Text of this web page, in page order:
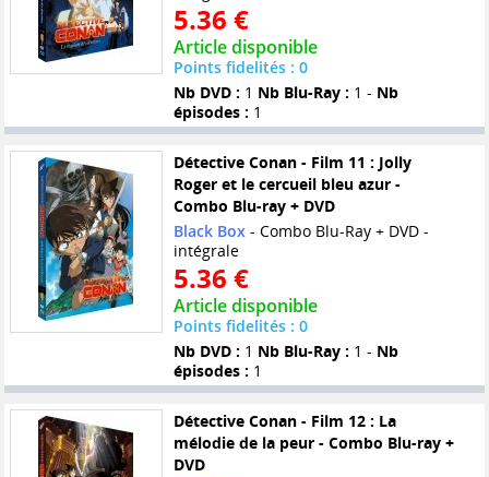
5.36 €
Article disponible
Points fidelités : 0
Nb DVD : 1 Nb Blu-Ray : 1 - Nb
épisodes : 1
Détective Conan - Film 11 : Jolly
Roger et le cercueil bleu azur -
Combo Blu-ray + DVD
Black Box- Combo Blu-Ray + DVD -
intégrale
5.36 €
Article disponible
Points fidelités : 0
Nb DVD : 1 Nb Blu-Ray : 1 - Nb
épisodes : 1
Détective Conan - Film 12 : La
mélodie de la peur - Combo Blu-ray +
DVD